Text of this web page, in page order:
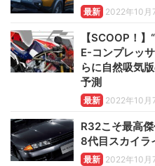
最新 2022年10月
【SCOOP！
E-コンプレッ
らに自然吸気
予測
最新 2022年10月
R32こそ最高
8代目スカイラ
最新 2022年10月